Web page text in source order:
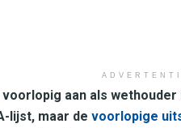
aan als wethouder
lijst, maar de voorlopige